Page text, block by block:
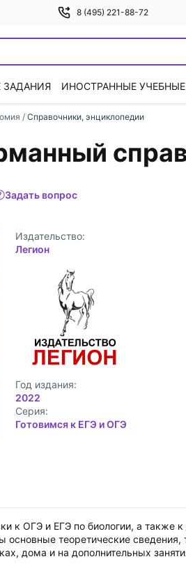
8 (495) 221-88-72
ЗАДАНИЯ ИНОСТРАННЫЕ
/ Справочники, энциклопедии
Задать вопрос
Издательство:
Легион
Год издания:
2022
Cерия:
Готовимся к ЕГЭ и ОГЭ
к ОГЭ и ЕГЭ по биологии, а также
основные теоретические
дома и на дополнительных